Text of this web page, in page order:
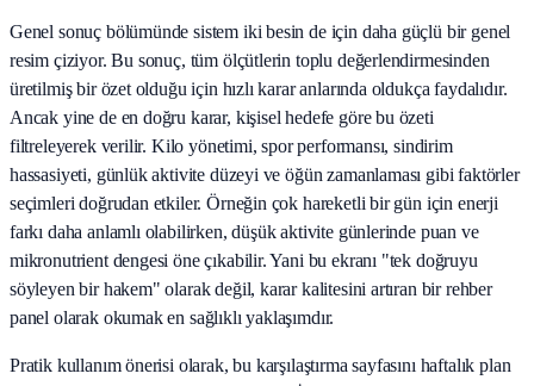
Genel sonuç bölümünde sistem iki besin de için daha güçlü bir genel
resim çiziyor. Bu sonuç, tüm ölçütlerin toplu değerlendirmesinden
üretilmiş bir özet olduğu için hızlı karar anlarında oldukça faydalıdır.
Ancak yine de en doğru karar, kişisel hedefe göre bu özeti
filtreleyerek verilir. Kilo yönetimi, spor performansı, sindirim
hassasiyeti, günlük aktivite düzeyi ve öğün zamanlaması gibi faktörler
seçimleri doğrudan etkiler. Örneğin çok hareketli bir gün için enerji
farkı daha anlamlı olabilirken, düşük aktivite günlerinde puan ve
mikronutrient dengesi öne çıkabilir. Yani bu ekranı "tek doğruyu
söyleyen bir hakem" olarak değil, karar kalitesini artıran bir rehber
panel olarak okumak en sağlıklı yaklaşımdır.
Pratik kullanım önerisi olarak, bu karşılaştırma sayfasını haftalık plan